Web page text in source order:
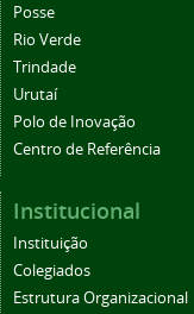
Posse
Rio Verde
Trindade
Urutaí
Polo de Inovação
Centro de Referência
Institucional
Instituição
Colegiados
Estrutura Organizacional